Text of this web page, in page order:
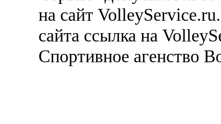
на сайт
сайта ссылка на
Спортивное агенство